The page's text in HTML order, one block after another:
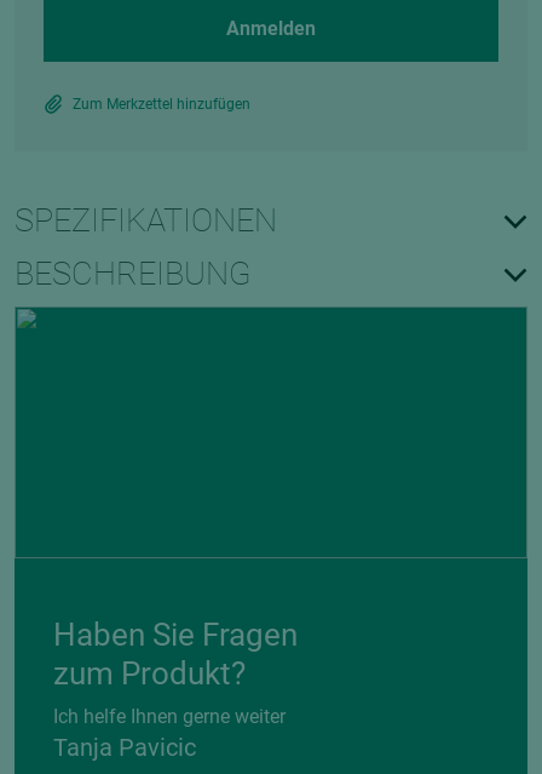
Anmelden
Zum Merkzettel hinzufügen
SPEZIFIKATIONEN
BESCHREIBUNG
Haben Sie Fragen
zum Produkt?
Ich helfe Ihnen gerne weiter
Tanja Pavicic